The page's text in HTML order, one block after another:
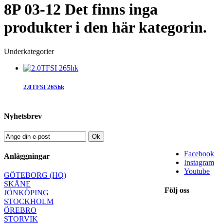
8P 03-12 Det finns inga
produkter i den här kategorin.
Underkategorier
2.0TFSI 265hk
Nyhetsbrev
Ok
Facebook
Instagram
Youtube
Följ oss
Anläggningar
GÖTEBORG (HQ)
SKÅNE
JÖNKÖPING
STOCKHOLM
ÖREBRO
STORVIK